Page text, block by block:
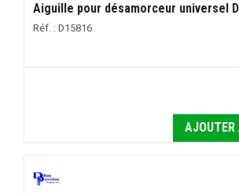
Aiguille pour désamorceur universel
Réf. : D15816
AJOUTER